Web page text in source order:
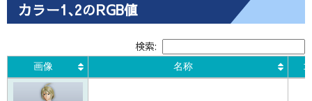
カラー1､2のRGB値
検索:
画像 名称
画像